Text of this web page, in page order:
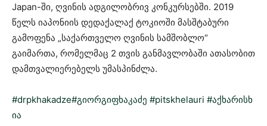
Japan-ში, ღვინის ადგილობრივ კონკურსებში. 2019
წელს იაპონიის დედაქალაქ ტოკიოში მასშტაბური
გამოფენა „საქართველო ღვინის სამშობლო“
გაიმართა, რომელმაც 2 თვის განმავლობაში ათასობით
დამთვალიერებელს უმასპინძლა.
#drpkhakadze#გიორგიფხაკაძე #pitskhelauri #აქხარისხ
ია